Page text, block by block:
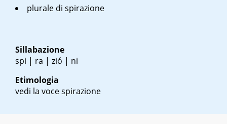
plurale di spirazione
Sillabazione
spi | ra | zió | ni
Etimologia
vedi la voce spirazione